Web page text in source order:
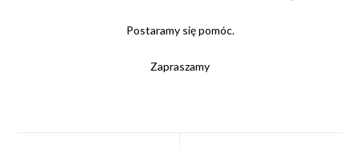
Postaramy się pomóc.
Zapraszamy